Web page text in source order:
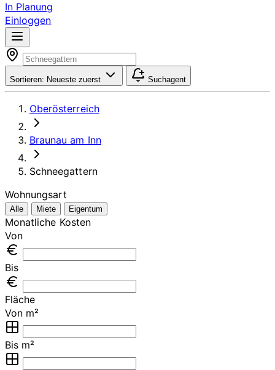
In Planung
Einloggen
Sortieren: Neueste zuerst Suchagent
Oberösterreich
Braunau am Inn
Schneegattern
Wohnungsart
Alle Miete Eigentum
Monatliche Kosten
Von
Bis
Fläche
Von m²
Bis m²